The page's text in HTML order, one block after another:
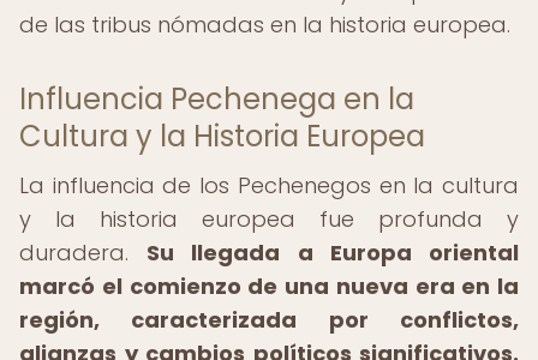
de las tribus nómadas en la historia europea.
Influencia Pechenega en la
Cultura y la Historia Europea
La influencia de los Pechenegos en la cultura
y la historia europea fue profunda y
duradera. Su llegada a Europa oriental
marcó el comienzo de una nueva era en la
región, caracterizada por conflictos,
alianzas y cambios políticos significativos.